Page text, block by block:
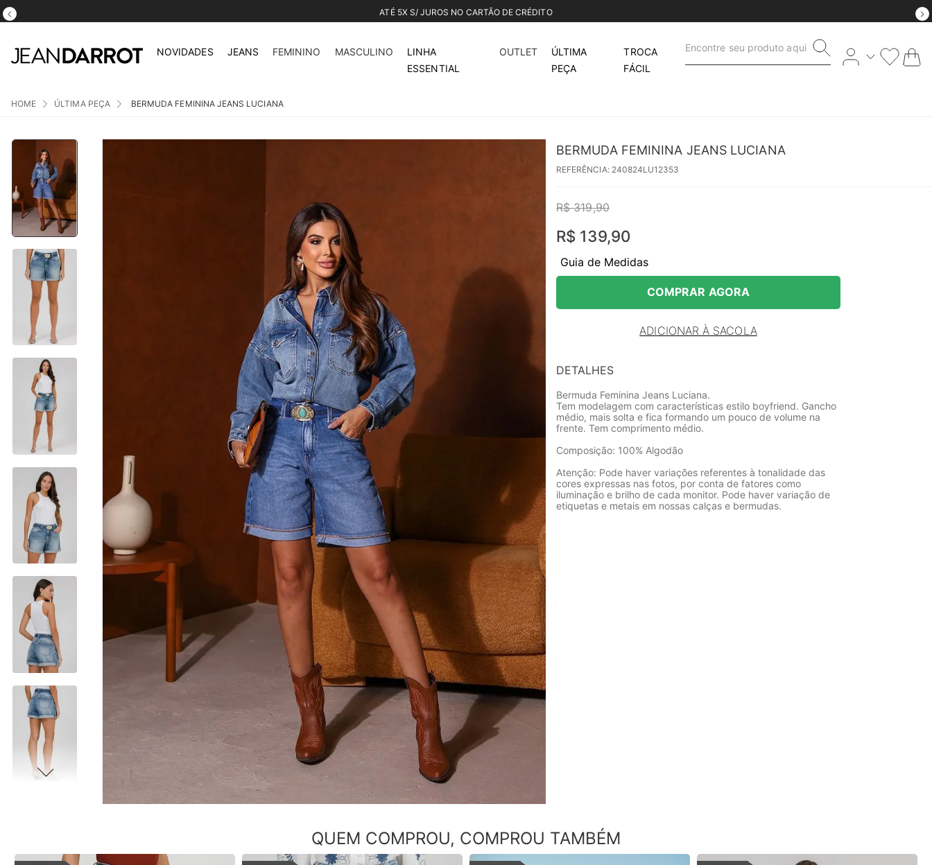
ATÉ 5X S/ JUROS NO CARTÃO DE CRÉDITO
NOVIDADES JEANS FEMININO MASCULINO
LINHA
ESSENTIAL
OUTLET
ÚLTIMA
PEÇA
TROCA
FÁCIL
Encontre seu produto aqui
ÚLTIMA PEÇA BERMUDA FEMININA JEANS LUCIANA
BERMUDA FEMININA JEANS LUCIANA
REFERÊNCIA: 240824LU12353
R$ 319,90
R$ 139,90
56%off
Guia de Medidas
COMPRAR AGORA
ADICIONAR À SACOLA
DETALHES
Bermuda Feminina Jeans Luciana.
Tem modelagem com características estilo boyfriend. Gancho
médio, mais solta e fica formando um pouco de volume na
frente. Tem comprimento médio.
Composição: 100% Algodão
Atenção: Pode haver variações referentes à tonalidade das
cores expressas nas fotos, por conta de fatores como
iluminação e brilho de cada monitor. Pode haver variação de
etiquetas e metais em nossas calças e bermudas.
QUEM COMPROU, COMPROU TAMBÉM